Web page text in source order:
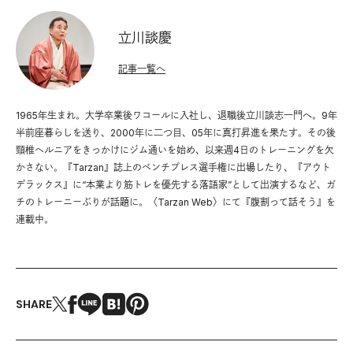
立川談慶
1965年生まれ。大学卒業後ワコールに入社し、退職後立川談志一門へ。9年
半前座暮らしを送り、2000年に二つ目、05年に真打昇進を果たす。その後
頸椎ヘルニアをきっかけにジム通いを始め、以来週4日のトレーニングを欠
かさない。『Tarzan』誌上のベンチプレス選手権に出場したり、『アウト
デラックス』に“本業より筋トレを優先する落語家”として出演するなど、ガ
チのトレーニーぶりが話題に。〈Tarzan Web〉にて『腹割って話そう』を
連載中。
記事一覧へ
SHARE